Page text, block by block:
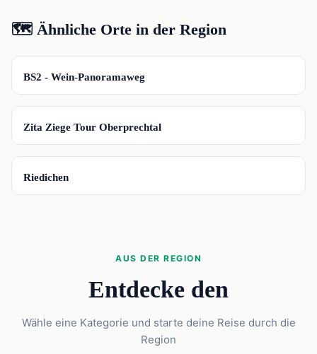
🗺️ Ähnliche Orte in der Region
📍
BS2 - Wein-Panoramaweg
📍
Zita Ziege Tour Oberprechtal
📍
Riedichen
AUS DER REGION
Entdecke den
Wähle eine Kategorie und starte deine Reise durch die
Region